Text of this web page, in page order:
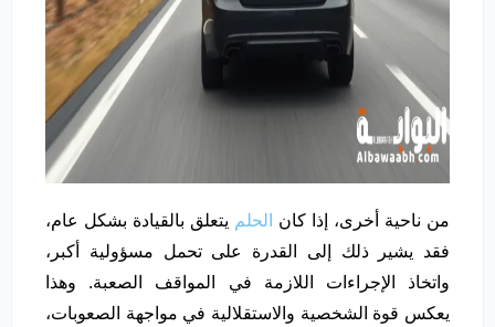
من ناحية أخرى، إذا كان الحلم يتعلق بالقيادة بشكل عام،
فقد يشير ذلك إلى القدرة على تحمل مسؤولية أكبر،
واتخاذ الإجراءات اللازمة في المواقف الصعبة. وهذا
يعكس قوة الشخصية والاستقلالية في مواجهة الصعوبات،